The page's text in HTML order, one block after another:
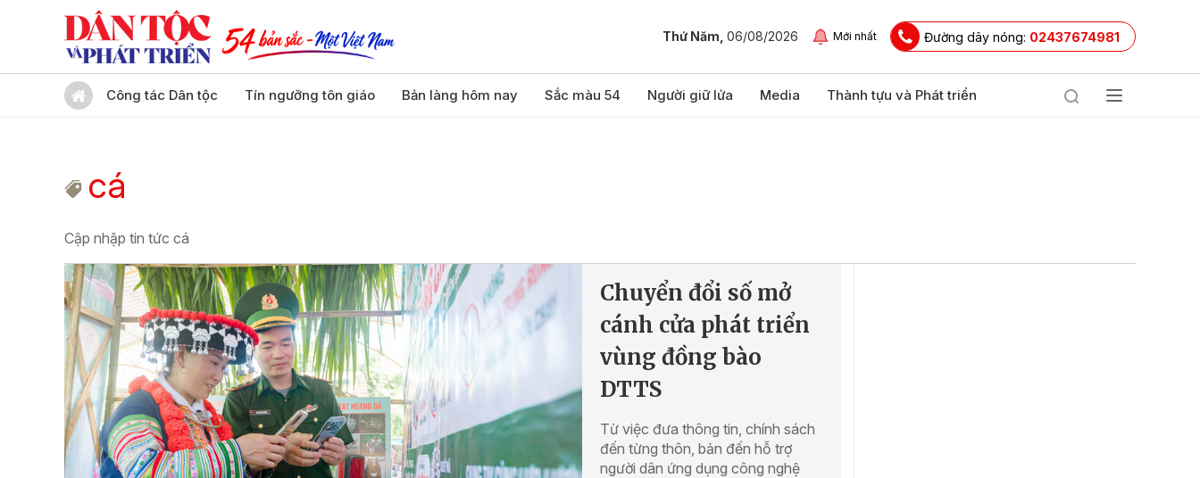
Thứ Năm, 06/08/2026 Mới nhất Đường dây nóng: 02437674981
Công tác Dân tộc Tín ngưỡng tôn giáo Bản làng hôm nay Sắc màu 54 Người giữ lửa Media Thành tựu và Phát triển
cá
Cập nhập tin tức cá
Chuyển đổi số mở
cánh cửa phát triển
vùng đồng bào
DTTS
Từ việc đưa thông tin, chính sách
đến từng thôn, bản đến hỗ trợ
người dân ứng dụng công nghệ